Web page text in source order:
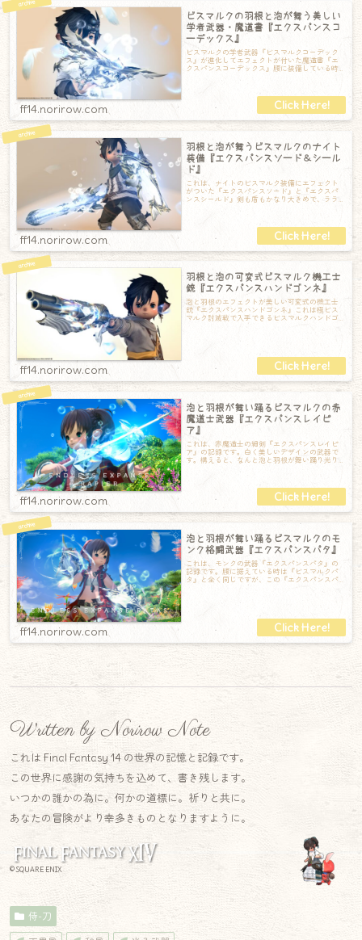
ビスマルクの羽根と泡が舞う美しい
学者武器・魔道書『エクスパンスコ
ーデックス』
ビスマルクの学者武器『ビスマルクコーデック
ス』が進化してエフェクトが付いた魔道書『エ
クスパンスコーデックス』腰に装備している時
ff14.norirow.com
羽根と泡が舞うビスマルクのナイト
装備『エクスパンスソード＆シール
ド』
これは、ナイトのビスマルク装備にエフェクト
がついた『エクスパンスソード』と『エクスパ
ンスシールド』剣も盾もかなり大きめで、ララ
ff14.norirow.com
羽根と泡の可変式ビスマルク機工士
銃『エクスパンスハンドゴンネ』
泡と羽根のエフェクトが美しい可変式の機工士
銃『エクスパンスハンドゴンネ』これは極ビス
マルク討滅戦で入手できるビスマルクハンドゴ
ンネにエフェクトが付いたもの。背負うとこん
ff14.norirow.com
泡と羽根が舞い踊るビスマルクの赤
魔道士武器『エクスパンスレイピ
ア』
これは、赤魔道士の細剣『エクスパンスレイピ
ア』の記録です。白く美しいデザインの武器で
す。構えると、なんと泡と羽根が舞い踊り光り
ff14.norirow.com
泡と羽根が舞い踊るビスマルクのモ
ンク格闘武器『エクスパンスパタ』
これは、モンクの武器『エクスパンスパタ』の
記録です。腰に据えている時は『ビスマルクパ
タ』と全く同じですが、この『エクスパンスパ
タ』は構えると光ります！泡と羽根が舞い踊っ
ff14.norirow.com
Written by Norirow Note
これは Final Fantasy 14 の世界の記憶と記録です。
この世界に感謝の気持ちを込めて、書き残します。
いつかの誰かの為に。何かの道標に。祈りと共に。
あなたの冒険がより幸多きものとなりますように。
© SQUARE ENIX
侍-刀